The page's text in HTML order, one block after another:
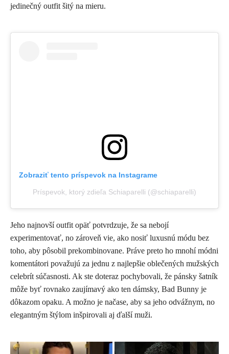
jedinečný outfit šitý na mieru.
Zobraziť tento príspevok na Instagrame
Príspevok, ktorý zdieľa Schiaparelli (@schiaparelli)
Jeho najnovší outfit opäť potvrdzuje, že sa nebojí
experimentovať, no zároveň vie, ako nosiť luxusnú módu bez
toho, aby pôsobil prekombinovane. Práve preto ho mnohí módni
komentátori považujú za jednu z najlepšie oblečených mužských
celebrít súčasnosti. Ak ste doteraz pochybovali, že pánsky šatník
môže byť rovnako zaujímavý ako ten dámsky, Bad Bunny je
dôkazom opaku. A možno je načase, aby sa jeho odvážnym, no
elegantným štýlom inšpirovali aj ďalší muži.